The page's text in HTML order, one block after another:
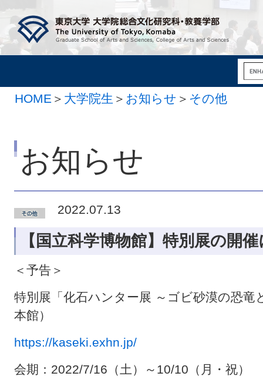
HOME ＞ 大学院生 ＞ お知らせ ＞ その他
お知らせ
2022.07.13
【国立科学博物館】特別展の開
＜予告＞
特別展「化石ハンター展 ～ゴビ砂漠の恐竜
本館）
https://kaseki.exhn.jp/
会期：2022/7/16（土）～10/10（月・祝）